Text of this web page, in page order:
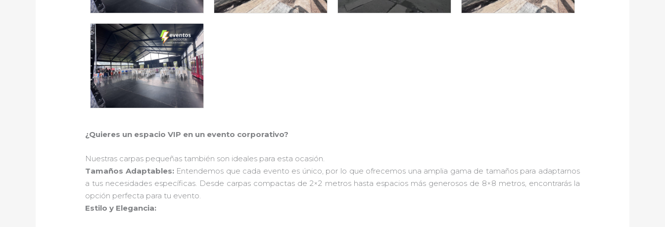
¿Quieres un espacio VIP en un evento corporativo?
Nuestras carpas pequeñas también son ideales para esta ocasión.
Tamaños Adaptables:Entendemos que cada evento es único, por lo que ofrecemos una amplia gama de tamaños para adaptarnos
a tus necesidades específicas. Desde carpas compactas de 2×2 metros hasta espacios más generosos de 8×8 metros, encontrarás la
opción perfecta para tu evento.
Estilo y Elegancia: